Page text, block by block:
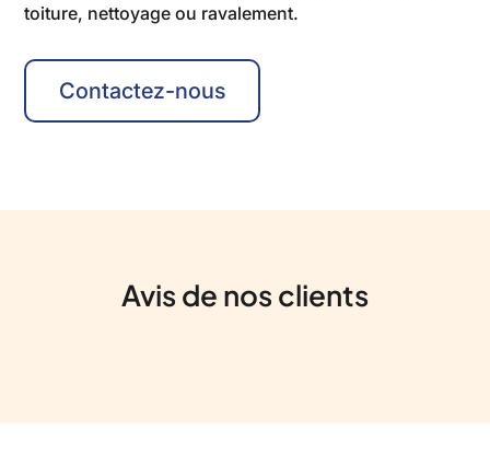
toiture, nettoyage ou ravalement.
Contactez-nous
Avis de nos clients